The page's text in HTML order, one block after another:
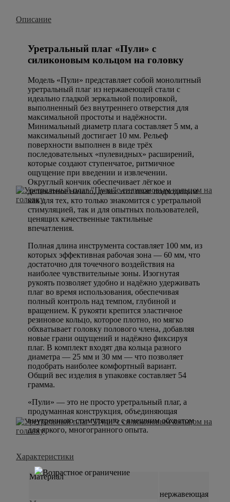
Описание
Уретральный плаг «Пули» с
силиконовым кольцом на головку
Модель «Пули» представляет собой монолитный
уретральный плаг из нержавеющей стали с
идеально гладкой зеркальной полировкой,
выполненный без внутреннего отверстия для
максимальной простоты и надёжности.
Минимальный диаметр плага составляет 5 мм, а
максимальный достигает 10 мм. Рельеф
поверхности выполнен в виде трёх
последовательных «пулевидных» расширений,
которые создают ступенчатое, ритмичное
ощущение при введении и извлечении.
Округлый кончик обеспечивает лёгкое и
деликатное начало, делая этот плаг подходящим
как для тех, кто только знакомится с уретральной
стимуляцией, так и для опытных пользователей,
ценящих качественные тактильные
впечатления.
Полная длина инструмента составляет 100 мм, из
которых эффективная рабочая зона — 60 мм, что
достаточно для точечного воздействия на
наиболее чувствительные зоны. Изогнутая
рукоять позволяет удобно и надёжно удерживать
плаг во время использования, обеспечивая
полный контроль над темпом, глубиной и
вращением. К рукояти крепится эластичное
резиновое кольцо, которое плотно, но мягко
обхватывает головку полового члена, добавляя
новые грани ощущений и надёжно фиксируя
плаг. В комплект входят два кольца разного
диаметра — 25 мм и 30 мм — что позволяет
подобрать наиболее комфортный вариант.
Общий вес изделия в упаковке составляет 54
грамма.
«Пули» — это не просто уретральный плаг, а
продуманная конструкция, объединяющая
внутреннюю стимуляцию с внешним обхватом
для яркого, многогранного опыта.
Характеристики
Материал
нержавеющая